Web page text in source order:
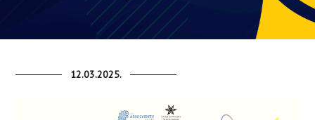
12.03.2025.